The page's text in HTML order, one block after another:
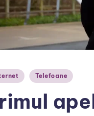
Telefoane